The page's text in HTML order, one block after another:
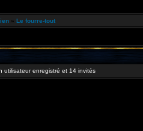
» Le fourre-tout
utilisateur enregistré et 14 invités